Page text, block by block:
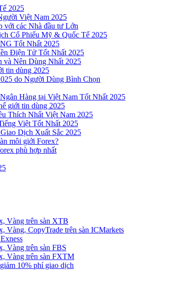
2025
Việt Nam 2025
với các Nhà đầu tư Lớn
Cổ Phiếu Mỹ & Quốc Tế 2025
Tốt Nhất 2025
Điện Tử Tốt Nhất 2025
Nên Dùng Nhất 2025
tin dùng 2025
do Người Dùng Bình Chọn
Hàng tại Việt Nam Tốt Nhất 2025
giới tin dùng 2025
Thích Nhất Việt Nam 2025
Việt Tốt Nhất 2025
Dịch Xuất Sắc 2025
môi giới Forex?
phù hợp nhất
Vàng trên sàn XTB
Vàng, CopyTrade trên sàn ICMarkets
Vàng trên sàn FBS
Vàng trên sàn FXTM
10% phí giao dịch